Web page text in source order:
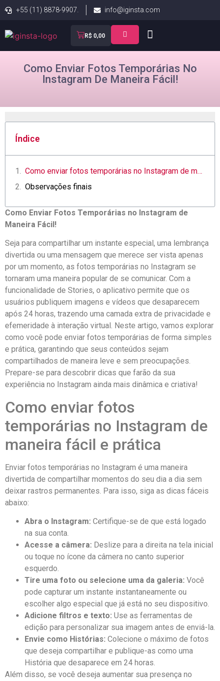
+55 (11) 8878-9907. info@iginsta.com
R$ 0,00
Como Enviar Fotos Temporárias No
Instagram De Maneira Fácil!
Índice
Como enviar fotos temporárias no‍ Instagram de maneira fácil e prática
Observações finais
Como Enviar Fotos ⁣Temporárias no Instagram de
Maneira Fácil!
Seja para compartilhar um instante especial, uma lembrança
divertida ou uma mensagem que merece ser ⁢vista apenas
por um momento,​ as ⁤fotos temporárias no Instagram se ​
tornaram uma maneira popular de se comunicar. Com a⁢
funcionalidade de Stories, o aplicativo permite que os
usuários publiquem imagens⁣ e vídeos que desaparecem
após 24 horas, trazendo uma camada extra de privacidade e
efemeridade à interação virtual. Neste artigo, vamos explorar
como você pode‌ enviar fotos temporárias de forma simples
e prática, garantindo que seus​ conteúdos sejam
compartilhados de‍ maneira leve e sem preocupações.
Prepare-se para descobrir dicas que farão da sua
experiência‍ no Instagram ainda mais dinâmica e criativa!
Como enviar fotos
temporárias no‍ Instagram de
maneira fácil e prática
Enviar fotos temporárias no Instagram é uma maneira
divertida de compartilhar momentos do seu dia a dia sem
deixar rastros permanentes. Para isso, siga as‍ dicas fáceis
abaixo:
Abra o Instagram: Certifique-se de que está logado
na sua conta.
Acesse a câmera: Deslize para a direita na tela inicial
⁤ou toque no ícone da⁣ câmera no canto superior
esquerdo.
Tire ‍uma ‌foto ou selecione uma da galeria: Você ​
pode capturar um instante ⁣instantaneamente ou
escolher algo especial que já está​ no seu dispositivo.
Adicione filtros​ e texto: Use as ferramentas de
edição para personalizar sua imagem antes de enviá-la.
Envie ‍como Histórias: Colecione o máximo de fotos
que deseja compartilhar e publique-as ⁢como uma
História que desaparece em 24 horas.
Além disso, se você deseja aumentar‍ sua presença no